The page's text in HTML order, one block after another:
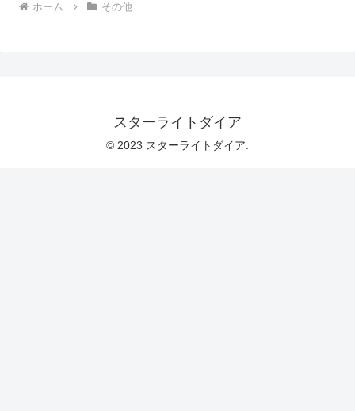
ホーム その他
スターライトダイア
© 2023 スターライトダイア.